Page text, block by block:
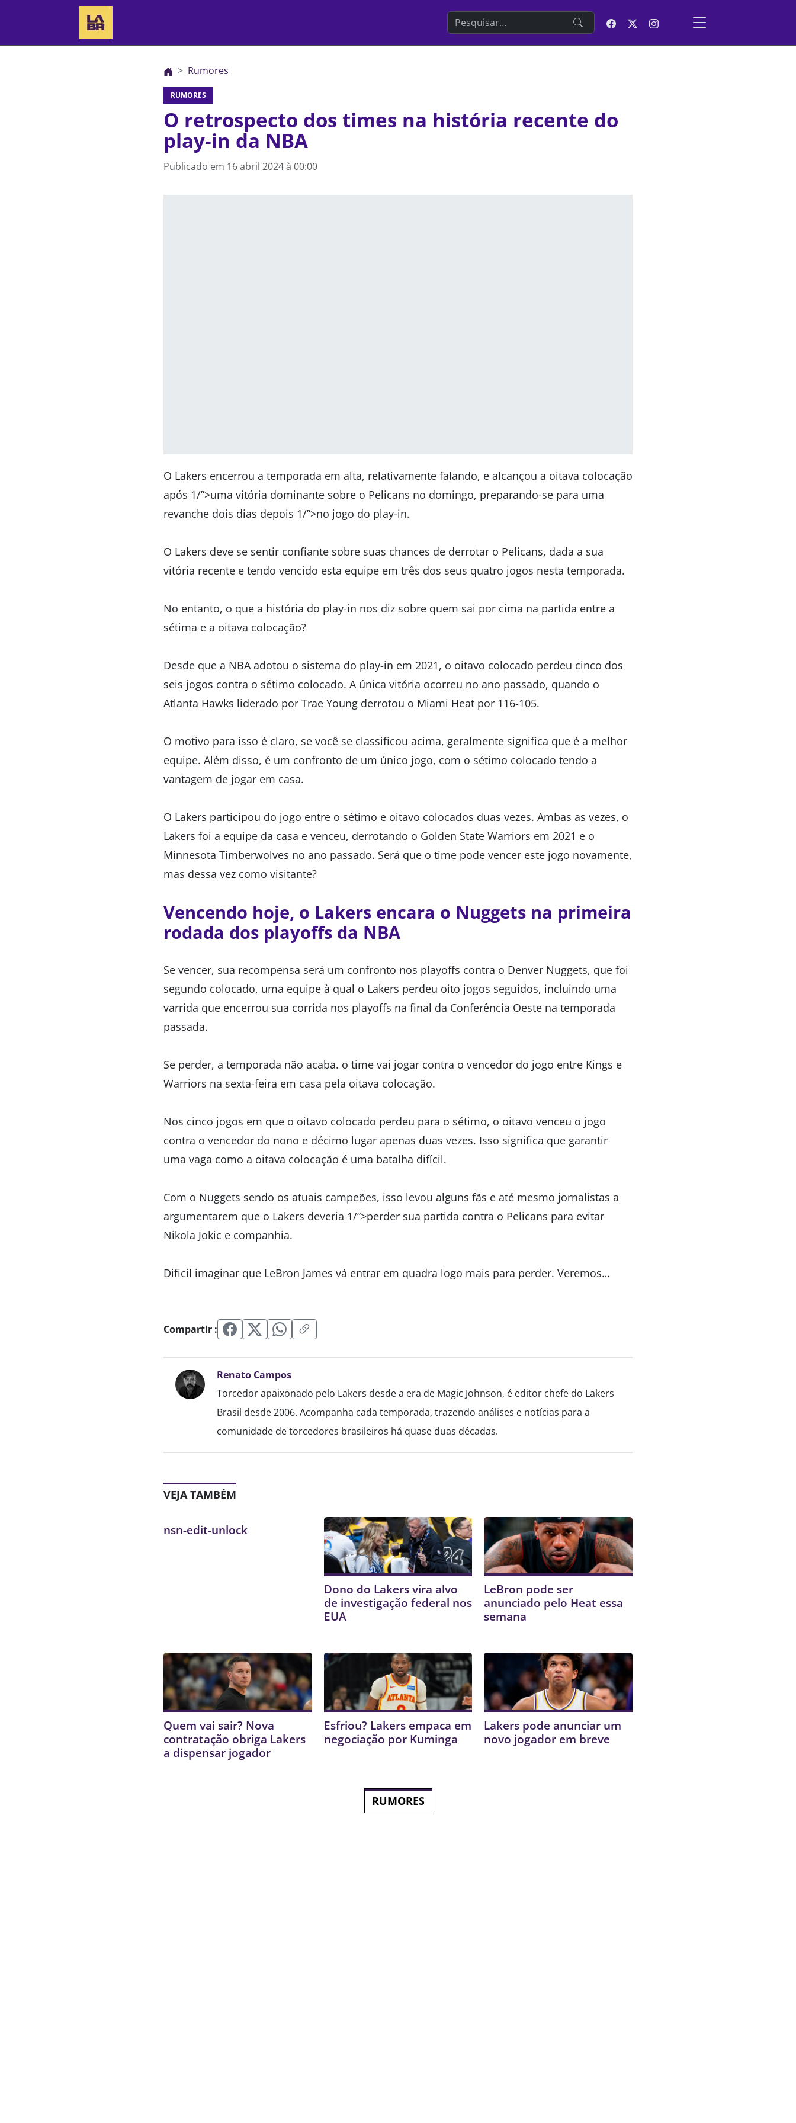
Search the website
Rumores
RUMORES
O retrospecto dos times na história recente do
play-in da NBA
Publicado em 16 abril 2024 à 00:00
O Lakers encerrou a temporada em alta, relativamente falando, e alcançou a oitava colocação
após 1/”>uma vitória dominante sobre o Pelicans no domingo, preparando-se para uma
revanche dois dias depois 1/”>no jogo do play-in.
O Lakers deve se sentir confiante sobre suas chances de derrotar o Pelicans, dada a sua
vitória recente e tendo vencido esta equipe em três dos seus quatro jogos nesta temporada.
No entanto, o que a história do play-in nos diz sobre quem sai por cima na partida entre a
sétima e a oitava colocação?
Desde que a NBA adotou o sistema do play-in em 2021, o oitavo colocado perdeu cinco dos
seis jogos contra o sétimo colocado. A única vitória ocorreu no ano passado, quando o
Atlanta Hawks liderado por Trae Young derrotou o Miami Heat por 116-105.
O motivo para isso é claro, se você se classificou acima, geralmente significa que é a melhor
equipe. Além disso, é um confronto de um único jogo, com o sétimo colocado tendo a
vantagem de jogar em casa.
O Lakers participou do jogo entre o sétimo e oitavo colocados duas vezes. Ambas as vezes, o
Lakers foi a equipe da casa e venceu, derrotando o Golden State Warriors em 2021 e o
Minnesota Timberwolves no ano passado. Será que o time pode vencer este jogo novamente,
mas dessa vez como visitante?
Vencendo hoje, o Lakers encara o Nuggets na primeira
rodada dos playoffs da NBA
Se vencer, sua recompensa será um confronto nos playoffs contra o Denver Nuggets, que foi
segundo colocado, uma equipe à qual o Lakers perdeu oito jogos seguidos, incluindo uma
varrida que encerrou sua corrida nos playoffs na final da Conferência Oeste na temporada
passada.
Se perder, a temporada não acaba. o time vai jogar contra o vencedor do jogo entre Kings e
Warriors na sexta-feira em casa pela oitava colocação.
Nos cinco jogos em que o oitavo colocado perdeu para o sétimo, o oitavo venceu o jogo
contra o vencedor do nono e décimo lugar apenas duas vezes. Isso significa que garantir
uma vaga como a oitava colocação é uma batalha difícil.
Com o Nuggets sendo os atuais campeões, isso levou alguns fãs e até mesmo jornalistas a
argumentarem que o Lakers deveria 1/”>perder sua partida contra o Pelicans para evitar
Nikola Jokic e companhia.
Dificil imaginar que LeBron James vá entrar em quadra logo mais para perder. Veremos…
Compartir :
Renato Campos
Torcedor apaixonado pelo Lakers desde a era de Magic Johnson, é editor chefe do Lakers
Brasil desde 2006. Acompanha cada temporada, trazendo análises e notícias para a
comunidade de torcedores brasileiros há quase duas décadas.
VEJA TAMBÉM
nsn-edit-unlock
Dono do Lakers vira alvo
de investigação federal nos
EUA
LeBron pode ser
anunciado pelo Heat essa
semana
Quem vai sair? Nova
contratação obriga Lakers
a dispensar jogador
Esfriou? Lakers empaca em
negociação por Kuminga
Lakers pode anunciar um
novo jogador em breve
RUMORES